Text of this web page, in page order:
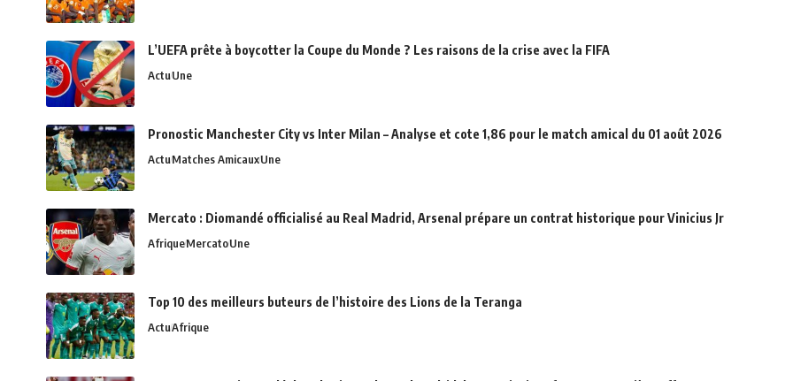
L’UEFA prête à boycotter la Coupe du Monde ? Les raisons de la crise avec la FIFA
ActuUne
Pronostic Manchester City vs Inter Milan – Analyse et cote 1,86 pour le match amical du 01 août 2026
ActuMatches AmicauxUne
Mercato : Diomandé officialisé au Real Madrid, Arsenal prépare un contrat historique pour Vinicius Jr
AfriqueMercatoUne
Top 10 des meilleurs buteurs de l’histoire des Lions de la Teranga
ActuAfrique